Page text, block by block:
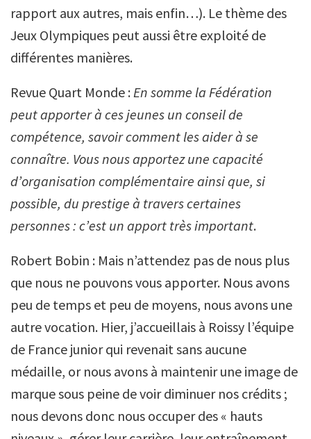
rapport aux autres, mais enfin…). Le thème des
Jeux Olympiques peut aussi être exploité de
différentes manières.
Revue Quart Monde :En somme la Fédération
peut apporter à ces jeunes un conseil de
compétence, savoir comment les aider à se
connaître. Vous nous apportez une capacité
d’organisation complémentaire ainsi que, si
possible, du prestige à travers certaines
personnes : c’est un apport très important.
Robert Bobin : Mais n’attendez pas de nous plus
que nous ne pouvons vous apporter. Nous avons
peu de temps et peu de moyens, nous avons une
autre vocation. Hier, j’accueillais à Roissy l’équipe
de France junior qui revenait sans aucune
médaille, or nous avons à maintenir une image de
marque sous peine de voir diminuer nos crédits ;
nous devons donc nous occuper des « hauts